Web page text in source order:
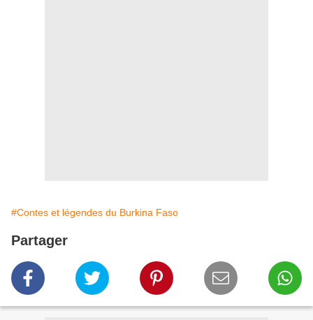
#Contes et légendes du Burkina Faso
Partager